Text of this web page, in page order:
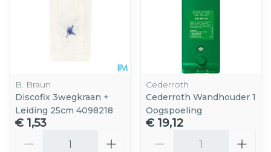
B. Braun
Discofix 3wegkraan +
Leiding 25cm 4098218
€ 1,53
Cederroth
Cederroth Wandhouder 1
Oogspoeling
€ 19,12